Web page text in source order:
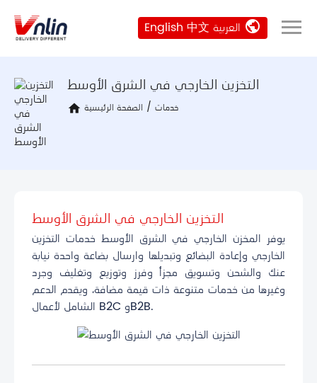
English 中文 العربية public
التخزين الخارجي في الشرق الأوسط
home الصفحة الرئيسية / خدمات
التخزين الخارجي في الشرق الأوسط
يوفر المخزن الخارجي في الشرق الأوسط خدمات التخزين
الخارجي وإعادة البضائع وتبديلها وارسال بضاعة واحدة نيابة
عنك والشحن وتسويق مجزأ وفرز وتوزيع وتغليف وجرد
وغيرها من خدمات متنوعة ذات قيمة مضافة، ويقدم الدعم
الشامل لأعمال B2C وB2B.